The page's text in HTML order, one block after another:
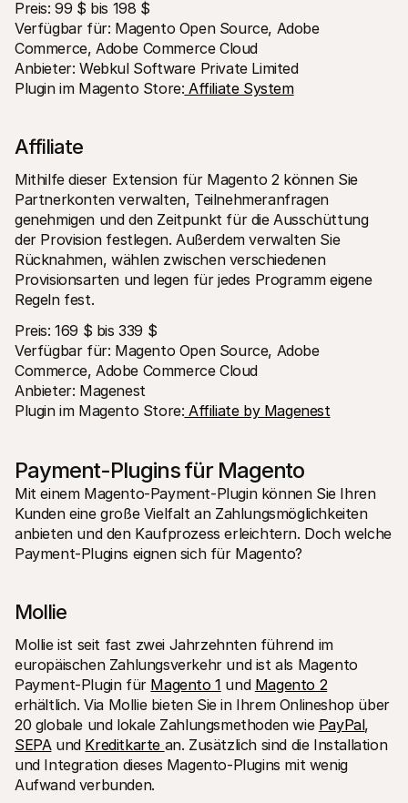
Preis: 99 $ bis 198 $
Verfügbar für: Magento Open Source, Adobe
Commerce, Adobe Commerce Cloud
Anbieter: Webkul Software Private Limited
Plugin im Magento Store: Affiliate System
Affiliate
Mithilfe dieser Extension für Magento 2 können Sie
Partnerkonten verwalten, Teilnehmeranfragen
genehmigen und den Zeitpunkt für die Ausschüttung
der Provision festlegen. Außerdem verwalten Sie
Rücknahmen, wählen zwischen verschiedenen
Provisionsarten und legen für jedes Programm eigene
Regeln fest.
Preis: 169 $ bis 339 $
Verfügbar für: Magento Open Source, Adobe
Commerce, Adobe Commerce Cloud
Anbieter: Magenest
Plugin im Magento Store: Affiliate by Magenest
Payment-Plugins für Magento
Mit einem Magento-Payment-Plugin können Sie Ihren
Kunden eine große Vielfalt an Zahlungsmöglichkeiten
anbieten und den Kaufprozess erleichtern. Doch welche
Payment-Plugins eignen sich für Magento?
Mollie
Mollie ist seit fast zwei Jahrzehnten führend im
europäischen Zahlungsverkehr und ist als Magento
Payment-Plugin für Magento 1 und Magento 2
erhältlich. Via Mollie bieten Sie in Ihrem Onlineshop über
20 globale und lokale Zahlungsmethoden wie PayPal
SEPA und Kreditkarte an. Zusätzlich sind die Installation
und Integration dieses Magento-Plugins mit wenig
Aufwand verbunden.